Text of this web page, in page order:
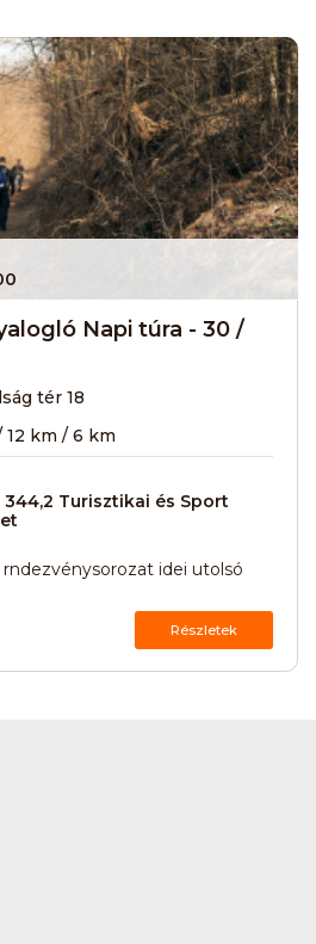
Napi túra - 30 /
tér 18
km / 6 km
344,2 Turisztikai és Sport
idei utolsó
Részletek